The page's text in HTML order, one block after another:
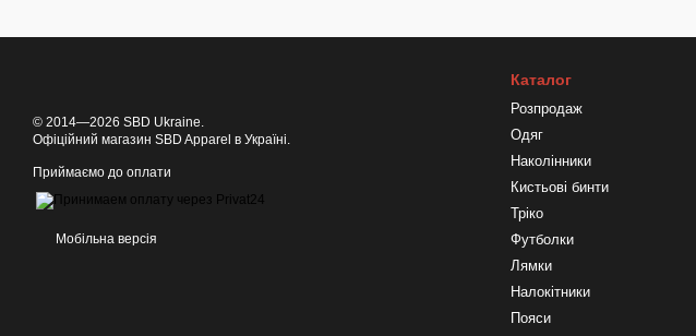
© 2014—2026 SBD Ukraine.
Офіційний магазин SBD Apparel в Україні.
Приймаємо до оплати
Мобільна версія
Каталог
Розпродаж
Одяг
Наколінники
Кистьові бинти
Тріко
Футболки
Лямки
Налокітники
Пояси